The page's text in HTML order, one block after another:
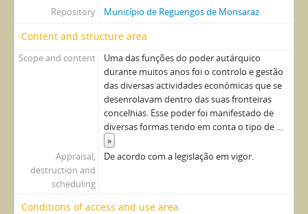
Repository
Município de Reguengos de Monsaraz
Content and structure area
Scope and content
Uma das funções do poder autárquico
durante muitos anos foi o controlo e gestão
das diversas actividades económicas que se
desenrolavam dentro das suas fronteiras
concelhias. Esse poder foi manifestado de
diversas formas tendo em conta o tipo de ...
»
Appraisal,
destruction and
scheduling
De acordo com a legislação em vigor.
Conditions of access and use area